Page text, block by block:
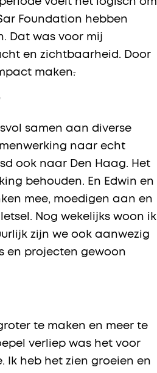
Foundation hebben
Dat was voor mij
en zichtbaarheid. Door
maken.
samen aan diverse
naar echt
ook naar Den Haag. Het
behouden. En Edwin en
mee, moedigen aan en
Nog wekelijks woon ik
zijn we ook aanwezig
en projecten gewoon
te maken en meer te
verliep was het voor
Ik heb het zien groeien en